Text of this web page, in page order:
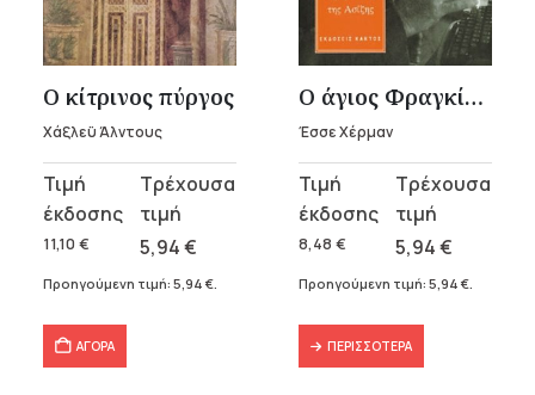
Ο κίτρινος πύργος
Χάξλεϋ Άλντους
11,10 €
Original
price
was:
11,10 €.
5,94€
Η
τρέχουσα
τιμή
Προηγούμενη τιμή: 5,94 €
ΑΓΟΡΑ
Ο άγιος Φραγκίσκος της Ασίζης
Έσσε Χέρμαν
8,48 €
Original
price
was:
8,48 €.
5,94€
Η
τρέχουσα
τιμή
Προηγούμενη τιμή: 5,94 €
ΠΕΡΙΣΣΌΤΕΡΑ